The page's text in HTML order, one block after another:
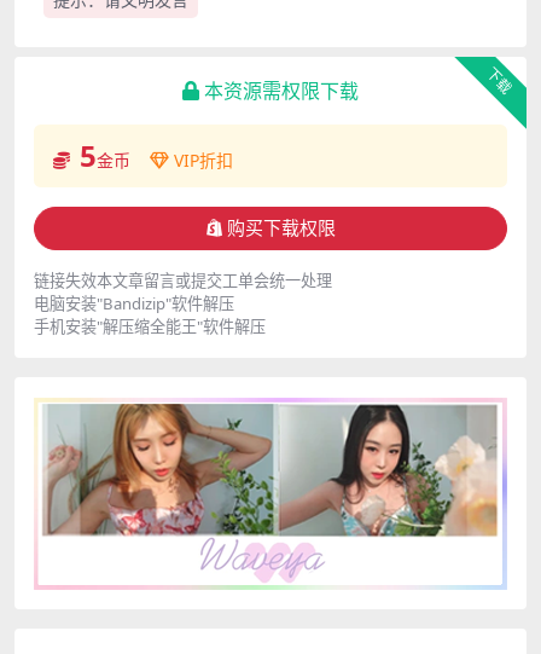
下载
本资源需权限下载
5金币 VIP折扣
购买下载权限
链接失效本文章留言或提交工单会统一处理
电脑安装"Bandizip"软件解压
手机安装"解压缩全能王"软件解压